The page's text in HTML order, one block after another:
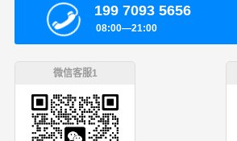
199 7093 5656
08:00—21:00
微信客服1